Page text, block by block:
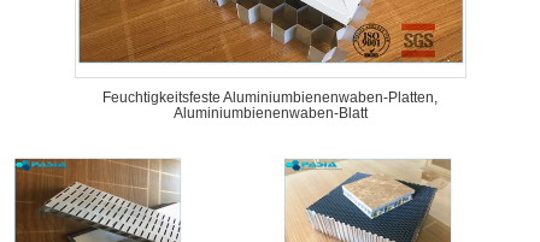
Feuchtigkeitsfeste Aluminiumbienenwaben-Platten,
Aluminiumbienenwaben-Blatt